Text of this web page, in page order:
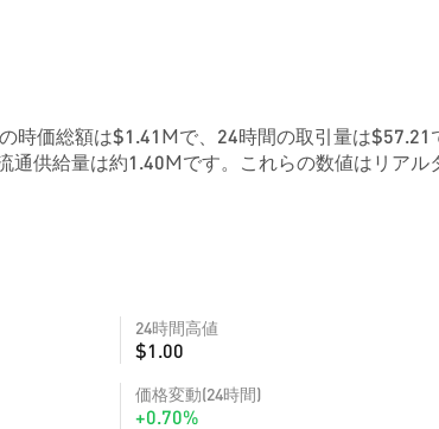
価総額は$1.41Mで、24時間の取引量は$57.21
通供給量は約1.40Mです。これらの数値はリアル
24時間高値
$1.00
価格変動(24時間)
+0.70%